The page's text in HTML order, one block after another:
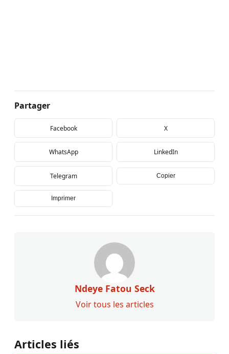
Partager
Facebook X
WhatsApp LinkedIn
Telegram Copier
Imprimer
Ndeye Fatou Seck
Voir tous les articles
Articles liés